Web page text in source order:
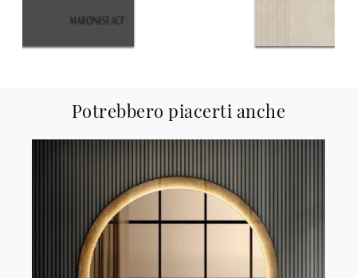
Potrebbero piacerti anche